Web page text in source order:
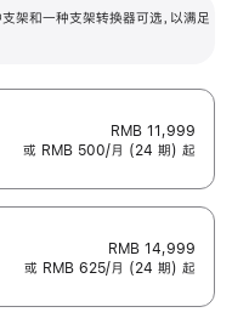
和一种支架转换器可选，以满足
RMB 11,999
或 RMB 500/月 (24 期) 起
RMB 14,999
或 RMB 625/月 (24 期) 起